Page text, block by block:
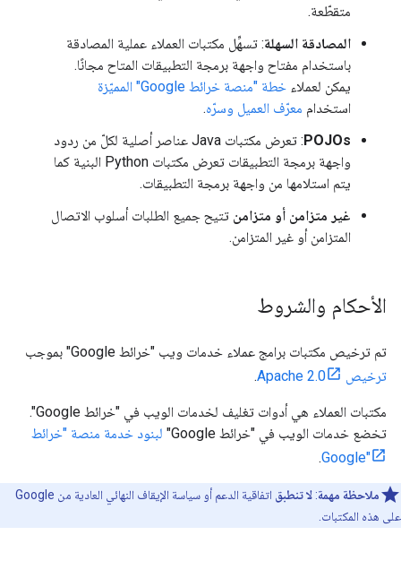
متقطّعة.
المصادقة السهلة: تسهِّل مكتبات العملاء عملية المصادقة
باستخدام مفتاح واجهة برمجة التطبيقات المتاح مجانًا.
يمكن لعملاء خطة "منصة خرائط Google" المميّزة
استخدام معرّف العميل وسرّه.
POJOs
: تعرض مكتبات Java عناصر أصلية لكلّ من ردود
واجهة برمجة التطبيقات تعرض مكتبات Python البنية كما
يتم استلامها من واجهة برمجة التطبيقات.
غير متزامن أو متزامن تتيح جميع الطلبات أسلوب الاتصال
المتزامن أو غير المتزامن.
الأحكام والشروط
تم ترخيص مكتبات برامج عملاء خدمات ويب "خرائط Google" بموجب
ترخيص Apache 2.0
.
مكتبات العملاء هي أدوات تغليف لخدمات الويب في "خرائط Google".
تخضع خدمات الويب في "خرائط Google"
لبنود خدمة منصة "خرائط
Google"
.
ملاحظة مهمة: لا تنطبق
اتفاقية الدعم أو سياسة الإيقاف النهائي العادية من Google
على هذه المكتبات.